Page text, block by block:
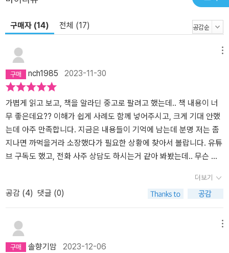
구매자 (14) 전체 (17)
nch1985 2023-11-30
가볍게 읽고 보고, 책을 알라딘 중고로 팔려고 했는데.. 책 내용이 너
무 좋은데요?? 이해가 쉽게 사례도 함께 넣어주시고, 크게 기대 안했
는데 아주 만족합니다. 지금은 내용들이 기억에 남는데 분명 저는 좀
지나면 까먹을거라 소장했다가 필요한 상황에 찾아서 볼랍니다. 유튜
브 구독도 했고, 전화 사주 상담도 하시는거 같아 봐봤는데.. 무슨 예
더보기
공감 (4) 댓글 (0)
솔향기맘 2023-12-06